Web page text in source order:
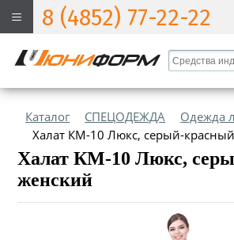
8 (4852) 77-22-22
Каталог СПЕЦОДЕЖДА
Одежда
Халат КМ-10 Люкс, серый-
Халат КМ-10 Люкс,
женский